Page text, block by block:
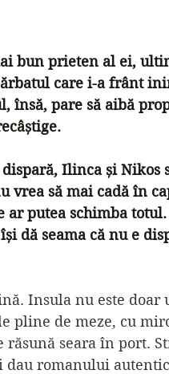
bun prieten al ei,
care i-a frânt
însă, pare să aibă
Ilinca și Nikos
vrea să mai cadă în
ar putea schimba
dă seama că nu e
Insula nu este doar
pline de meze, cu
seara în port.
dau romanului